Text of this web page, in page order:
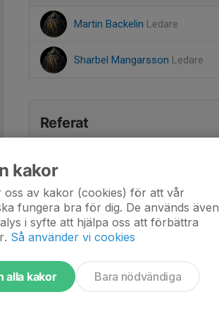
Martin Backelin Ledare
Sharbel Mangarsson Ledare
Referat
kakor
oss av kakor (cookies) för att vår
fungera bra för dig. De används även
i syfte att hjälpa oss att förbättra
Så använder vi cookies
alla kakor Bara nödvändiga